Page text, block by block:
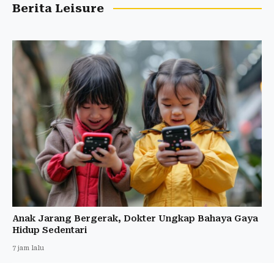
Berita Leisure
Anak Jarang Bergerak, Dokter Ungkap Bahaya Gaya
Hidup Sedentari
7 jam lalu